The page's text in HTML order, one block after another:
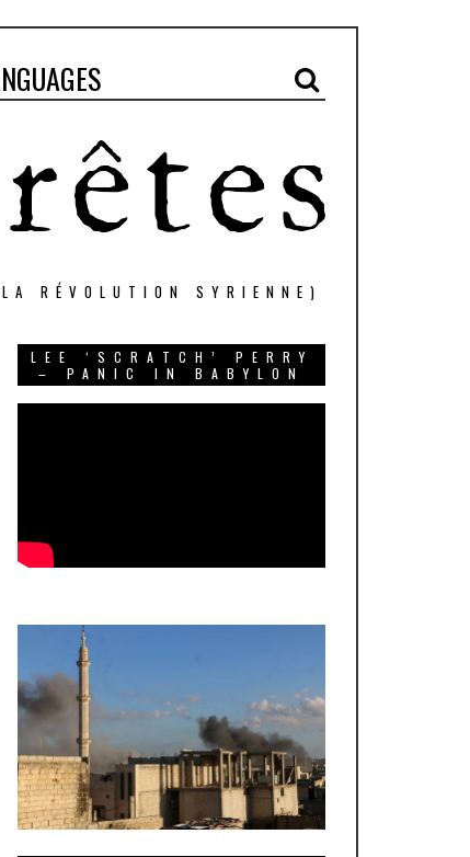
RÉVOLUTION SYRIENNE)
LEE ‘SCRATCH’ PERRY
– PANIC IN BABYLON